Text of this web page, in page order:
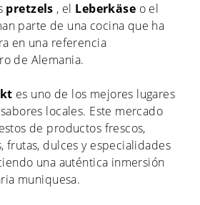
pretzels , el Leberkäse o el
parte de una cocina que ha
en una referencia
de Alemania.
es uno de los mejores lugares
locales. Este mercado
de productos frescos,
frutas, dulces y especialidades
una auténtica inmersión
muniquesa.